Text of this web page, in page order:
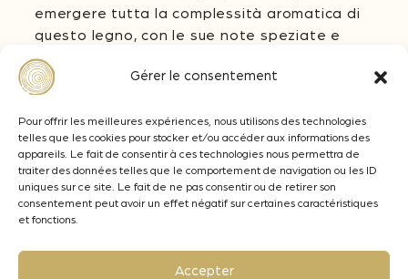
Gérer le consentement
Pour offrir les meilleures expériences, nous utilisons des technologies
telles que les cookies pour stocker et/ou accéder aux informations des
appareils. Le fait de consentir à ces technologies nous permettra de
traiter des données telles que le comportement de navigation ou les ID
uniques sur ce site. Le fait de ne pas consentir ou de retirer son
consentement peut avoir un effet négatif sur certaines caractéristiques
et fonctions.
Accepter
emergere tutta la complessità aromatica di
questo legno, con le sue note speziate e
tostate, preservandone l’impatto al palato.
Quale tasso di applicazione ?
Il dosaggio di Blocks Œnobois® Absolute
deve essere all’obiettivo enologico
desiderato. Da 2 a 4 g/L su vini rossi e tra 0,3
e 3 g/L su vini bianchi et rosati.
Quale tempo di contatto per questi Blocks ?